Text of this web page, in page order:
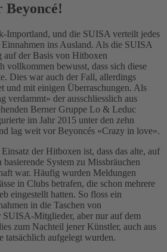
Importland, und die SUISA verteilt jedes
ins Ausland. Als die SUISA
auf der Basis von Hitboxen
vollkommen bewusst, dass sich diese
Dies war auch der Fall, allerdings
und mit einigen Überraschungen. Als
verdammt» der ausschliesslich aus
Berner Gruppe Lo & Leduc
im Jahr 2015 unter den zehn
lag weit vor Beyoncés «Crazy in love».
der Hitboxen ist, dass das alte, auf
System zu Missbräuchen
war. Häufig wurden Meldungen
in Clubs betrafen, die schon mehrere
eingestellt hatten. So floss ein
in die Taschen von
SUISA-Mitglieder, aber nur auf dem
zum Nachteil jener Künstler, auch aus
tatsächlich aufgelegt wurden.